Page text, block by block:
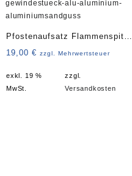
Pfostenaufsatz Flammenspitze
Art. 4306
19,00 € zzgl. Mehrwertsteuer
exkl. 19 %
MwSt.
zzgl.
Versandkosten